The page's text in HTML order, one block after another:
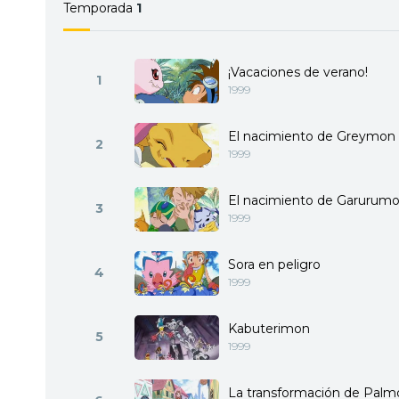
Temporada 1
1 ¡Vacaciones de verano!
1999
2 El nacimiento de Greymon
1999
3 El nacimiento de
1999
4 Sora en peligro
1999
5 Kabuterimon
1999
La transformación de